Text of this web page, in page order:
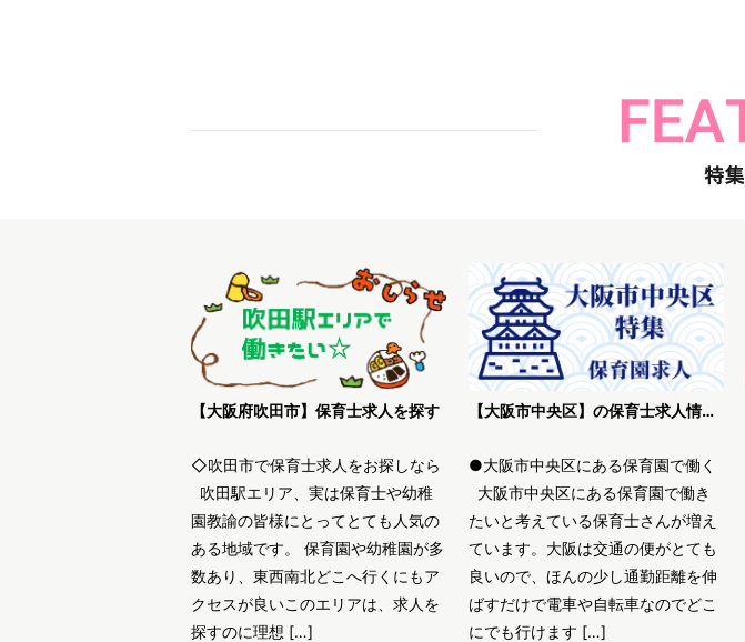
【大阪府吹田市】保育士求人を探す
◇吹田市で保育士求人をお探しなら
吹田駅エリア、実は保育士や幼稚
園教諭の皆様にとってとても人気の
ある地域です。 保育園や幼稚園が多
数あり、東西南北どこへ行くにもア
クセスが良いこのエリアは、求人を
探すのに理想 […]
【大阪市中央区】の保育士求人情報｜高待遇・未経験歓迎等、理想の保育園を探す方法
●大阪市中央区にある保育園で働く
大阪市中央区にある保育園で働き
たいと考えている保育士さんが増え
ています。大阪は交通の便がとても
良いので、ほんの少し通勤距離を伸
ばすだけで電車や自転車なのでどこ
にでも行けます […]